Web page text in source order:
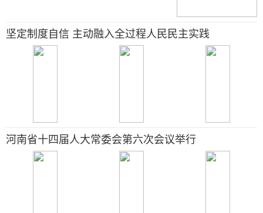
坚定制度自信 主动融入全过程人民民主实践
河南省十四届人大常委会第六次会议举行